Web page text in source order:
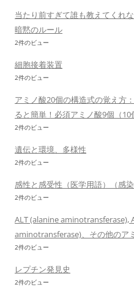
当たり前すぎて誰も教えてくれ
暗黙のルール
2件のビュー
細胞接着装置
2件のビュー
アミノ酸20個の構造式の覚え方
ると簡単！必須アミノ酸9個（10
2件のビュー
遺伝と環境、多様性
2件のビュー
感性と感受性（医学用語）（感染
2件のビュー
ALT (alanine aminotransferase),
aminotransferase)、その他のア
2件のビュー
レプチン発見史
2件のビュー